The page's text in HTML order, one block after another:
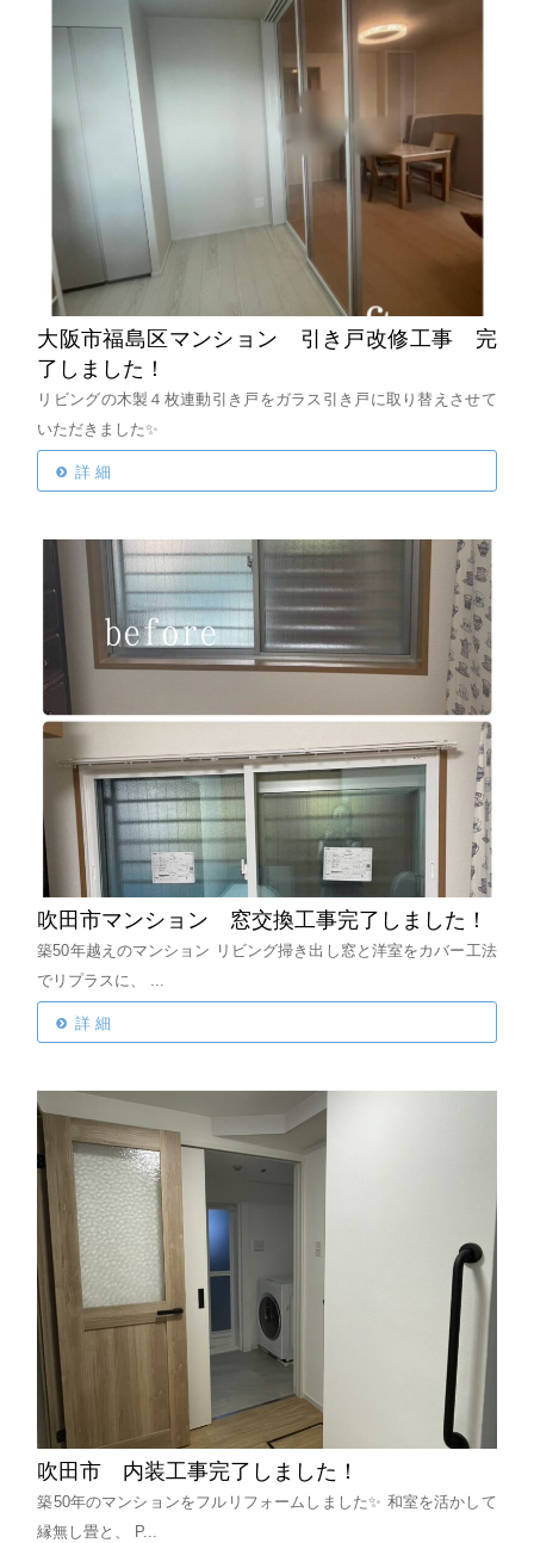
大阪市福島区マンション 引き戸改修工事 完
了しました！
リビングの木製４枚連動引き戸をガラス引き戸に取り替えさせて
いただきました✨️
詳 細
吹田市マンション 窓交換工事完了しました！
築50年越えのマンション リビング掃き出し窓と洋室をカバー工法
でリプラスに、
...
詳 細
吹田市 内装工事完了しました！
築50年のマンションをフルリフォームしました✨ 和室を活かして
縁無し畳と、
P...